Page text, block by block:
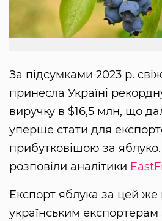
За підсумками 2023 р.
принесла Україні
виручку в $16,5 млн, що
уперше стати для
прибутковішою за
розповіли аналітики
Експорт яблука за цей же
українським експортерам